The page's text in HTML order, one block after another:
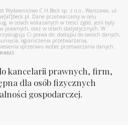
Wydawnictwo C.H.Beck sp. z o.o., Warszawa, ul.
Dane przetwarzamy w celu
w celach wskazanych w treści zgód, jeśli były
prawnych, oraz w celach statystycznych. W
Ci prawa do: dostępu do swoich danych,
ograniczenia przetwarzania,
sprzeciwu wobec przetwarzania danych.
.
kancelarii prawnych, firm,
dla osób fizycznych
gospodarczej.